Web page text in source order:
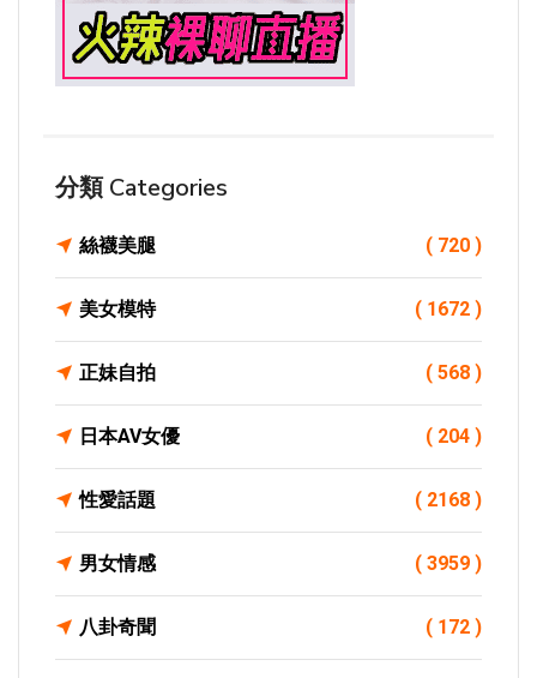
分類 Categories
絲襪美腿 ( 720 )
美女模特 ( 1672 )
正妹自拍 ( 568 )
日本AV女優 ( 204 )
性愛話題 ( 2168 )
男女情感 ( 3959 )
八卦奇聞 ( 172 )